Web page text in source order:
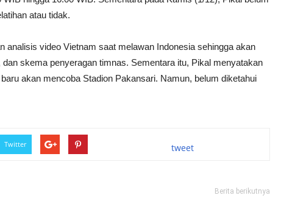
atau tidak.
analisis video Vietnam saat melawan Indonesia sehingga akan
skema penyeragan timnas. Sementara itu, Pikal menyatakan
akan mencoba Stadion Pakansari. Namun, belum diketahui
Twitter tweet
Berita berikutnya